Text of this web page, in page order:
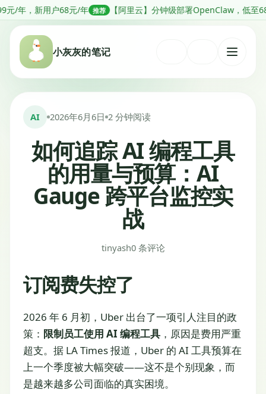
跳
转
68元/年 推荐 【阿里云】分钟级部署OpenClaw，低至68元1年 推荐 【
小灰灰的笔记
打
AI 2026年6月6日 2 分钟阅读
如何追踪 AI 编程工具
的用量与预算：AI
Gauge 跨平台监控实
战
tinyash0 条评论
订阅费失控了
2026 年 6 月初，Uber 出台了一项引人注目的政
策： 限制员工使用 AI 编程工具 ，原因是费用严重
超支。据 LA Times 报道，Uber 的 AI 工具预算在
上一个季度被大幅突破——这不是个别现象，而
是越来越多公司面临的真实困境。